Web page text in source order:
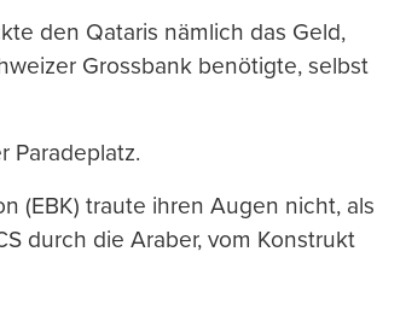
den Qataris nämlich das Geld,
Grossbank benötigte, selbst
Paradeplatz.
(EBK) traute ihren Augen nicht, als
durch die Araber, vom Konstrukt